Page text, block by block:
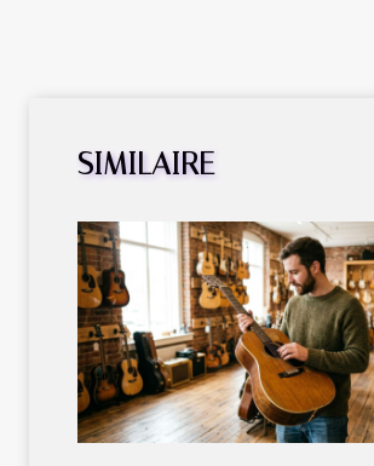
SIMILAIRE